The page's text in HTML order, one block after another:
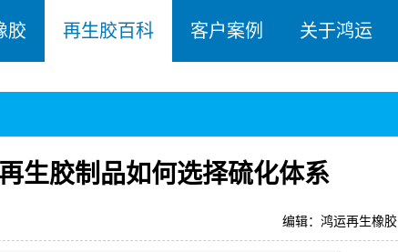
胶 再生胶百科 客户案例 关于鸿运
生胶制品如何选择硫化体系
编辑：鸿运再生橡胶